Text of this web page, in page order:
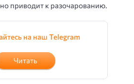
приводит к разочарованию.
на наш Telegram
Читать